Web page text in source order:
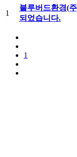
1
블루버드환경(
되었습니다.
1